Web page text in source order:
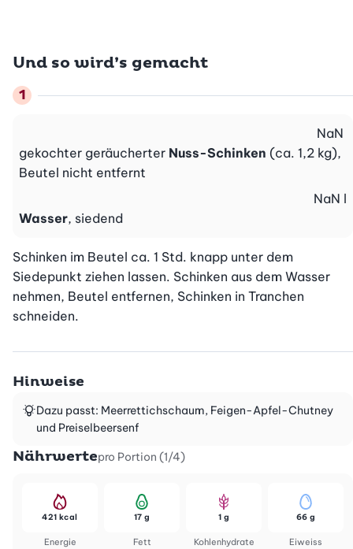
Und so wird’s gemacht
gekochter geräucherter Nuss-Schinken (ca. 1,2 kg),
Beutel nicht entfernt
NaN
Wasser, siedend
NaN l
Schinken im Beutel ca. 1 Std. knapp unter dem
Siedepunkt ziehen lassen. Schinken aus dem Wasser
nehmen, Beutel entfernen, Schinken in Tranchen
schneiden.
Hinweise
Dazu passt: Meerrettichschaum, Feigen-Apfel-Chutney
und Preiselbeersenf
Nährwertepro Portion (1/4)
Energie
421 kcal
Fett
17 g
Kohlenhydrate
1 g
Eiweiss
66 g